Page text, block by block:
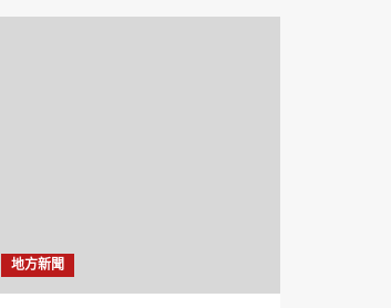
地方新聞